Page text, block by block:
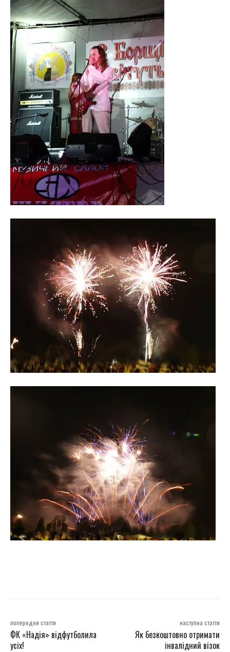
попередня стаття
ФК «Надія» відфутболила
усіх!
наступна стаття
Як безкоштовно отримати
інвалідний візок